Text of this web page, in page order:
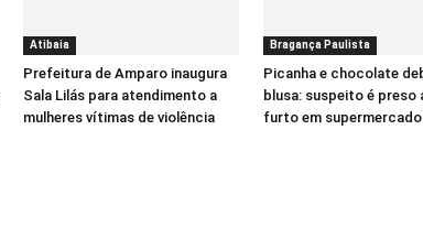
Atibaia
Prefeitura de Amparo inaugura
Sala Lilás para atendimento a
mulheres vítimas de violência
Bragança Paulista
Picanha e chocolate
blusa: suspeito é preso
furto em supermercado